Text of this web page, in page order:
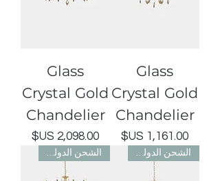
Glass
Crystal Gold
Chandelier
السعر
Glass
Crystal Gold
Chandelier
السعر